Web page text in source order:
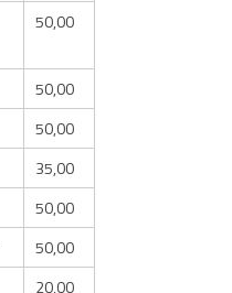
50,00
50,00
50,00
35,00
50,00
50,00
20,00